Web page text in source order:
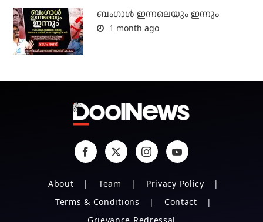
ബംഗാള്‍ ഇന്നലെയും ഇന്നും
1 month ago
About Team
Privacy Policy
Terms & Conditions
Contact